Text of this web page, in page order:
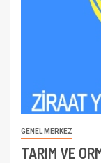
GENEL MERKEZ
TARIM VE